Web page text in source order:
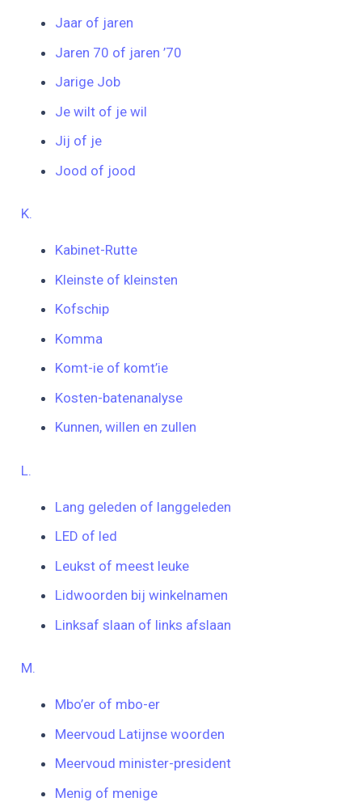
Jaar of jaren
Jaren 70 of jaren ’70
Jarige Job
Je wilt of je wil
Jij of je
Jood of jood
K.
Kabinet-Rutte
Kleinste of kleinsten
Kofschip
Komma
Komt-ie of komt’ie
Kosten-batenanalyse
Kunnen, willen en zullen
L.
Lang geleden of langgeleden
LED of led
Leukst of meest leuke
Lidwoorden bij winkelnamen
Linksaf slaan of links afslaan
M.
Mbo’er of mbo-er
Meervoud Latijnse woorden
Meervoud minister-president
Menig of menige